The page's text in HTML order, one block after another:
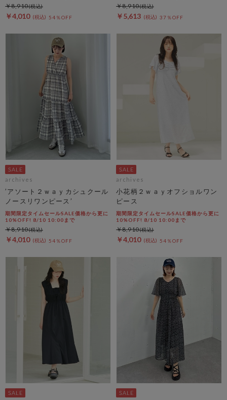
￥4,010 54％OFF
￥8,910
￥5,613 37％OFF
￥8,910
archives
’アソート２ｗａｙカシュクール
ノースリワンピース’
期間限定タイムセールSALE価格から更に
10%OFF! 8/10 10:00まで
￥4,010 54％OFF
￥8,910
archives
小花柄２ｗａｙオフショルワン
ピース
期間限定タイムセールSALE価格から更に
10%OFF! 8/10 10:00まで
￥4,010 54％OFF
￥8,910